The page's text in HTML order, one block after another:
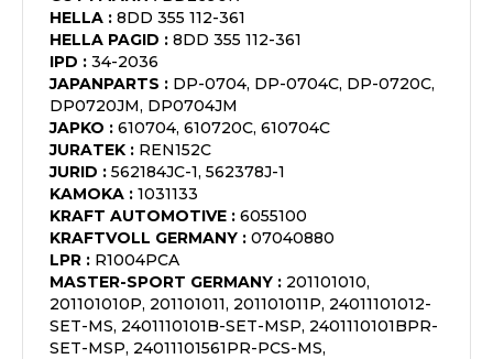
HELLA : 8DD 355 112-361
HELLA PAGID : 8DD 355 112-361
IPD : 34-2036
JAPANPARTS : DP-0704, DP-0704C, DP-0720C,
DP0720JM, DP0704JM
JAPKO : 610704, 610720C, 610704C
JURATEK : REN152C
JURID : 562184JC-1, 562378J-1
KAMOKA : 1031133
KRAFT AUTOMOTIVE : 6055100
KRAFTVOLL GERMANY : 07040880
LPR : R1004PCA
MASTER-SPORT GERMANY : 201101010,
201101010P, 201101011, 201101011P, 24011101012-
SET-MS, 2401110101B-SET-MSP, 2401110101BPR-
SET-MSP, 24011101561PR-PCS-MS,